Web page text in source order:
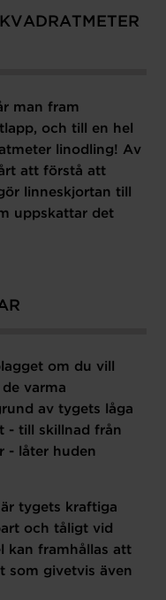
man fram
och till en hel
linodling! Av
att förstå att
linneskjortan till
uppskattar det
om du vill
varma
av tygets låga
- till skillnad från
- låter huden
tygets kraftiga
och tåligt vid
kan framhållas att
som givetvis även